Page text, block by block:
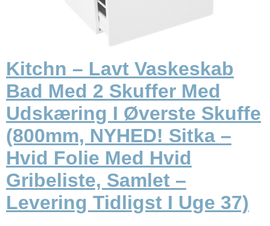
Kitchn – Lavt Vaskeskab
Bad Med 2 Skuffer Med
Udskæring I Øverste Skuffe
(800mm, NYHED! Sitka –
Hvid Folie Med Hvid
Gribeliste, Samlet –
Levering Tidligst I Uge 37)